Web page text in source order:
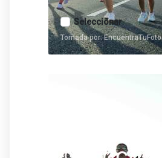
Seleccionar
Tomada por: EncuentraTuFoto